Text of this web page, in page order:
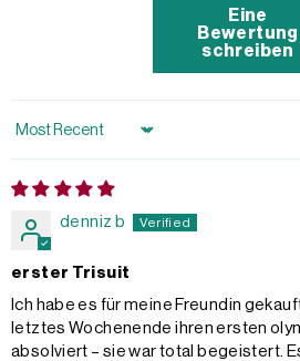
Eine
Bewertung
schreiben
Sort by
denniz b
erster Trisuit
Ich habe es für meine Freundin
letztes Wochenende ihren ersten
absolviert – sie war total begeistert.